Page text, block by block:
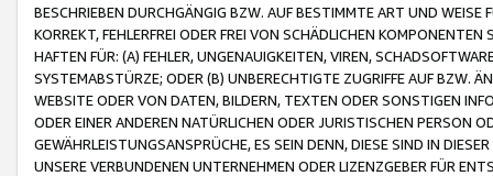
BESCHRIEBEN DURCHGÄNGIG BZW. AUF BESTIMMTE ART UND
KORREKT, FEHLERFREI ODER FREI VON SCHÄDLICHEN
HAFTEN FÜR: (A) FEHLER, UNGENAUIGKEITEN, VIREN,
SYSTEMABSTÜRZE; ODER (B) UNBERECHTIGTE ZUGRIFFE AUF BZW.
WEBSITE ODER VON DATEN, BILDERN, TEXTEN ODER SONSTIGEN
ODER EINER ANDEREN NATÜRLICHEN ODER JURISTISCHEN PERSON
GEWÄHRLEISTUNGSANSPRÜCHE, ES SEIN DENN, DIESE SIND IN
UNSERE VERBUNDENEN UNTERNEHMEN ODER LIZENZGEBER FÜR